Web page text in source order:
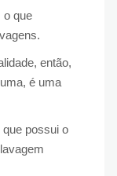
o que
então,
é uma
possui o